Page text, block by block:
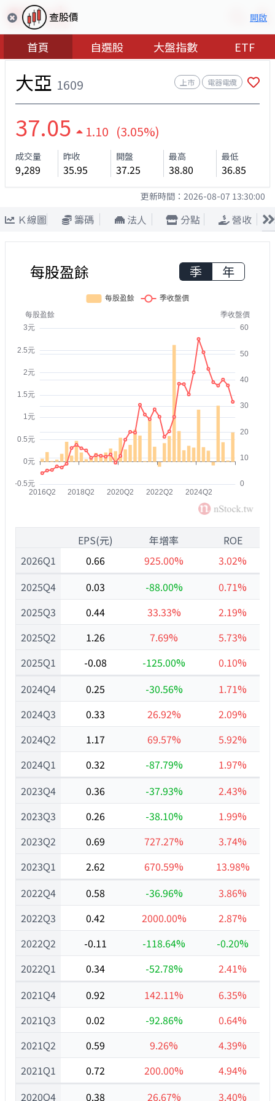
查股價 開啟
首頁 自選股 大盤指數 ETF
大亞 1609 上市 電器電纜
37.05 1.10 (3.05%)
成交量
9,289
昨收
35.95
開盤
37.25
最高
38.80
最低
36.85
更新時間： 2026-08-07 13:30:00
Ｋ線圖 籌碼 法人 分點 營收
每股盈餘 季 年
2026Q1
2025Q4
2025Q3
2025Q2
2025Q1
2024Q4
2024Q3
2024Q2
2024Q1
2023Q4
2023Q3
2023Q2
2023Q1
2022Q4
2022Q3
2022Q2
2022Q1
2021Q4
2021Q3
2021Q2
2021Q1
2020Q4
EPS(元) 年增率
ROE
0.66
925.00%
3.02%
0.03
-88.00%
0.71%
0.44
33.33%
2.19%
1.26
7.69%
5.73%
-0.08
-125.00%
0.10%
0.25
-30.56%
1.71%
0.33
26.92%
2.09%
1.17
69.57%
5.92%
0.32
-87.79%
1.97%
0.36
-37.93%
2.43%
0.26
-38.10%
1.99%
0.69
727.27%
3.74%
2.62
670.59%
13.98%
0.58
-36.96%
3.86%
0.42
2000.00%
2.87%
-0.11
-118.64%
-0.20%
0.34
-52.78%
2.41%
0.92
142.11%
6.35%
0.02
-92.86%
0.64%
0.59
9.26%
4.39%
0.72
200.00%
4.94%
0.38
26.67% 3.40%